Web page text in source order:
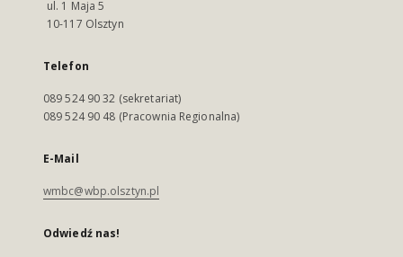
ul. 1 Maja 5
10-117 Olsztyn
Telefon
089 524 90 32 (sekretariat)
089 524 90 48 (Pracownia Regionalna)
E-Mail
wmbc@wbp.olsztyn.pl
Odwiedź nas!